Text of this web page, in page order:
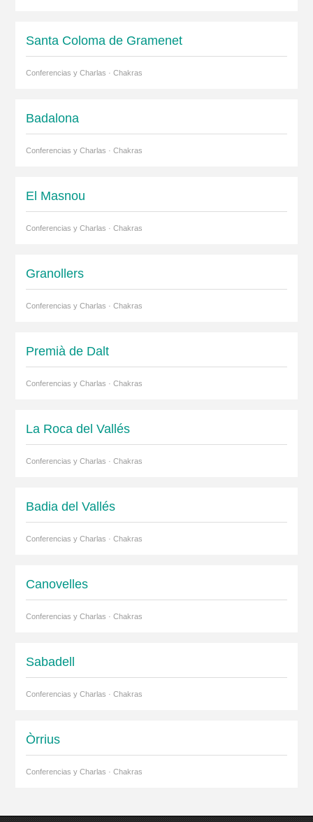
Santa Coloma de Gramenet
Conferencias y Charlas · Chakras
Badalona
Conferencias y Charlas · Chakras
El Masnou
Conferencias y Charlas · Chakras
Granollers
Conferencias y Charlas · Chakras
Premià de Dalt
Conferencias y Charlas · Chakras
La Roca del Vallés
Conferencias y Charlas · Chakras
Badia del Vallés
Conferencias y Charlas · Chakras
Canovelles
Conferencias y Charlas · Chakras
Sabadell
Conferencias y Charlas · Chakras
Òrrius
Conferencias y Charlas · Chakras